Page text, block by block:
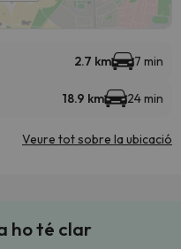
2.7 km 7 min
18.9 km 24 min
Veure tot sobre la ubicació
ho té clar